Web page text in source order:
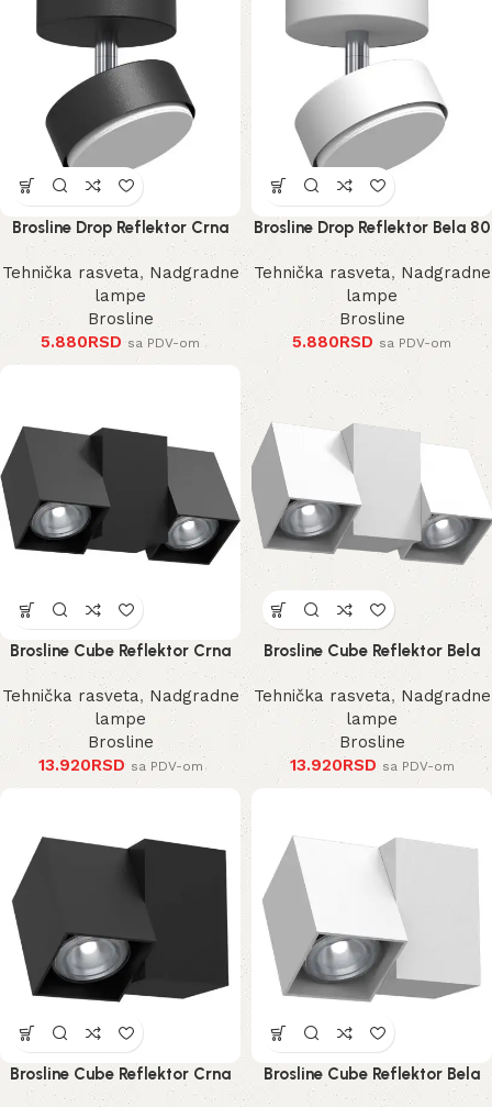
Brosline Drop Reflektor Crna
80 mm 100 mm
Tehnička rasveta, Nadgradne
lampe
Brosline
5.880RSD sa PDV-om
Brosline Drop Reflektor Bela 80
mm 100 mm
Tehnička rasveta, Nadgradne
lampe
Brosline
5.880RSD sa PDV-om
Brosline Cube Reflektor Crna
185 mm
Tehnička rasveta, Nadgradne
lampe
Brosline
13.920RSD sa PDV-om
Brosline Cube Reflektor Bela
185 mm
Tehnička rasveta, Nadgradne
lampe
Brosline
13.920RSD sa PDV-om
Brosline Cube Reflektor Crna
125 mm
Brosline Cube Reflektor Bela
125 mm